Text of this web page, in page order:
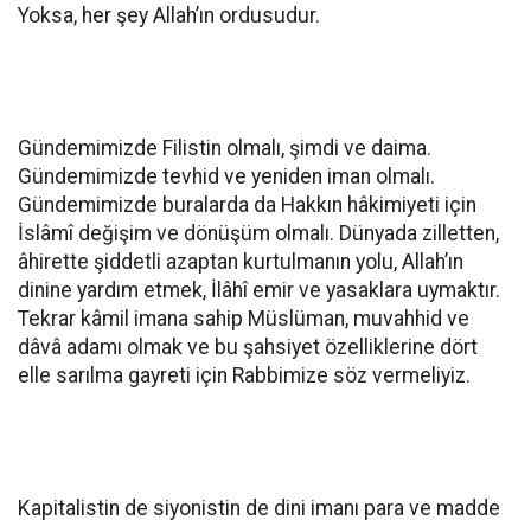
Yoksa, her şey Allah’ın ordusudur.
Gündemimizde Filistin olmalı, şimdi ve daima.
Gündemimizde tevhid ve yeniden iman olmalı.
Gündemimizde buralarda da Hakkın hâkimiyeti için
İslâmî değişim ve dönüşüm olmalı. Dünyada zilletten,
âhirette şiddetli azaptan kurtulmanın yolu, Allah’ın
dinine yardım etmek, İlâhî emir ve yasaklara uymaktır.
Tekrar kâmil imana sahip Müslüman, muvahhid ve
dâvâ adamı olmak ve bu şahsiyet özelliklerine dört
elle sarılma gayreti için Rabbimize söz vermeliyiz.
Kapitalistin de siyonistin de dini imanı para ve madde